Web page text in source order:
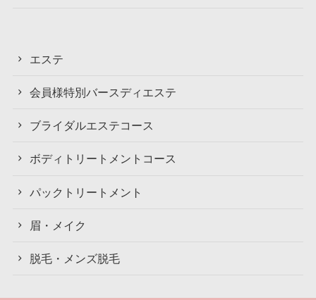
エステ
会員様特別バースディエステ
ブライダルエステコース
ボディトリートメントコース
パックトリートメント
眉・メイク
脱毛・メンズ脱毛